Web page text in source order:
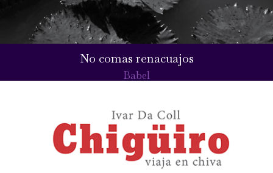
No comas renacuajos
Babel